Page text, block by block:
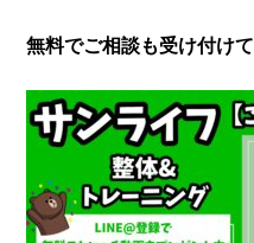
無料でご相談も受け付け